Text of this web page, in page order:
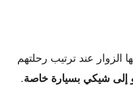
الزوار عند ترتيب رحلتهم
إلى شيكي بسيارة خاصة.